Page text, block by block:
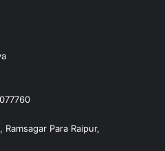
Para Raipur,